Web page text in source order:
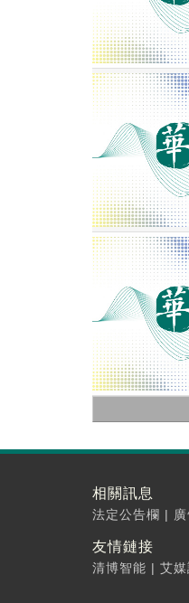
相關訊息
法定公告欄 |
友情鏈接
清博智能 | 艾媒